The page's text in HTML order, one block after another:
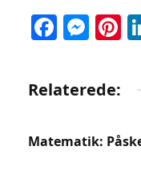
Relaterede:
Matematik: